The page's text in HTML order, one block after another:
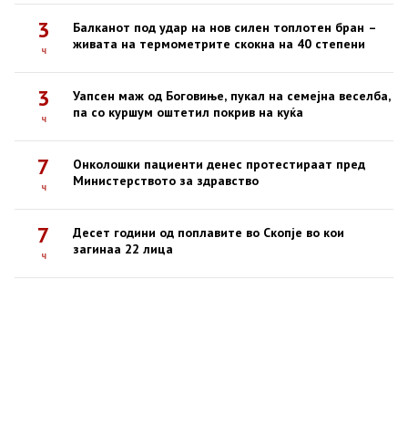
3
ч
Балканот под удар на нов силен топлотен бран –
живата на термометрите скокна на 40 степени
3
ч
Уапсен маж од Боговиње, пукал на семејна веселба,
па со куршум оштетил покрив на куќа
7
ч
Онколошки пациенти денес протестираат пред
Министерството за здравство
7
ч
Десет години од поплавите во Скопје во кои
загинаа 22 лица